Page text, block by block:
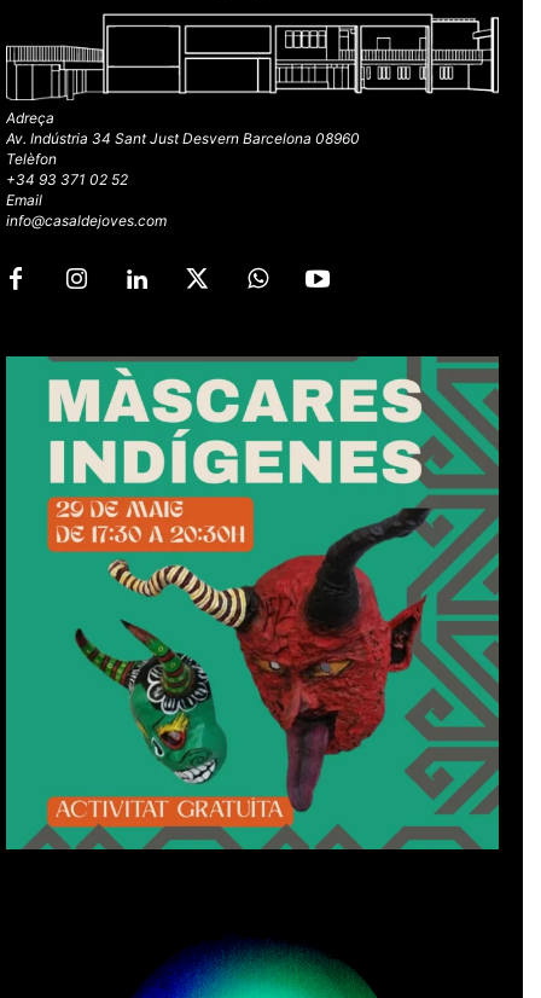
Adreça
Av. Indústria 34 Sant Just Desvern Barcelona 08960
Telèfon
+34 93 371 02 52
Email
info@casaldejoves.com